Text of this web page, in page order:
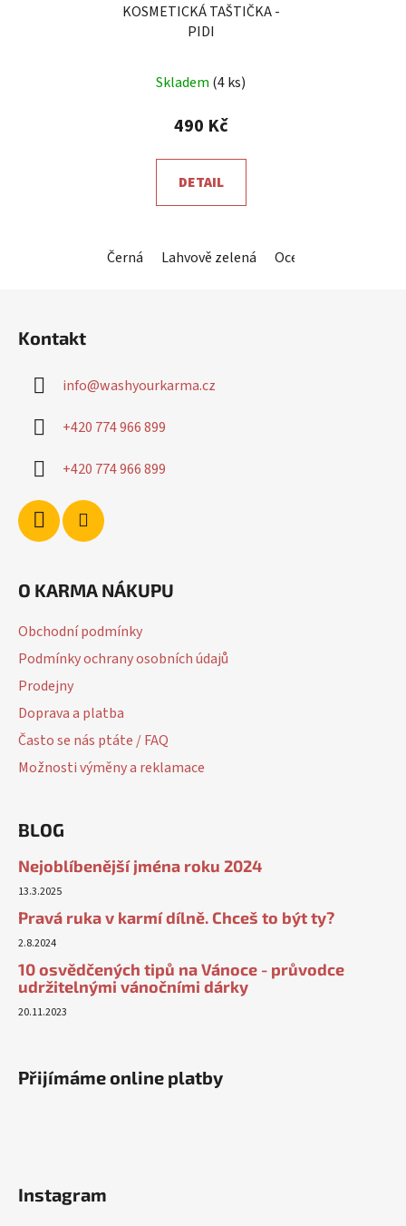
KOSMETICKÁ TAŠTIČKA -
PIDI
hodnocení
produktu
5,0
z
Skladem (4 ks)
490 Kč
DETAIL
Černá Lahvově zelená Ocelová šedá
Kontakt
info@washyourkarma.cz
+420 774 966 899
+420 774 966 899
O KARMA NÁKUPU
Obchodní podmínky
Podmínky ochrany osobních údajů
Prodejny
Doprava a platba
Často se nás ptáte / FAQ
Možnosti výměny a reklamace
BLOG
Nejoblíbenější jména roku 2024
13.3.2025
Pravá ruka v karmí dílně. Chceš to být ty?
2.8.2024
10 osvědčených tipů na Vánoce - průvodce
udržitelnými vánočními dárky
20.11.2023
Přijímáme online platby
Instagram